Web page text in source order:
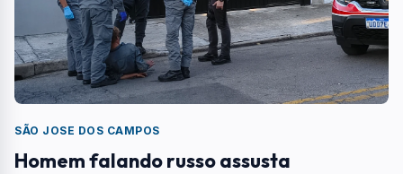
SÃO JOSE DOS CAMPOS
Homem falando russo assusta